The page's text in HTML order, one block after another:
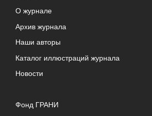
О журнале
Архив журнала
Наши авторы
Каталог иллюстраций журнала
Новости
Фонд ГРАНИ